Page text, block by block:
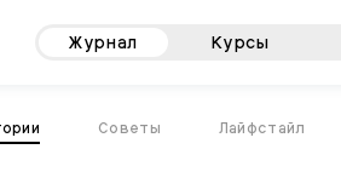
Журнал Курсы
Советы Лайфстайл